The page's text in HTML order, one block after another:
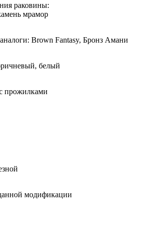
раковины:
мрамор
Brown Fantasy, Бронз Амани
белый
прожилками
модификации